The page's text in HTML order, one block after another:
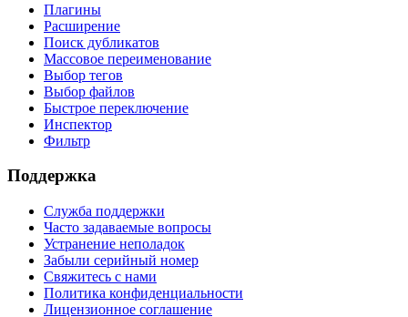
Плагины
Расширение
Поиск дубликатов
Массовое переименование
Выбор тегов
Выбор файлов
Быстрое переключение
Инспектор
Фильтр
Поддержка
Служба поддержки
Часто задаваемые вопросы
Устранение неполадок
Забыли серийный номер
Свяжитесь с нами
Политика конфиденциальности
Лицензионное соглашение